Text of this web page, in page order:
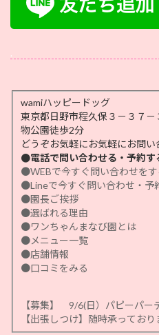
.
wamiハッピードッグ
東京都日野市程久保３－３７
物公園徒歩2分
どうぞお気軽にお気軽にお問い
●電話で問い合わせる・予約
●WEBで今すぐ問い合わせをす
●Lineで今すぐ問い合わせ・予
●園長ご挨拶
●選ばれる理由
●ワンちゃんまなび園とは
●メニュー一覧
●店舗情報
●口コミをみる
【募集】 9/6(日）パピーパー
【出張しつけ】随時承ってお